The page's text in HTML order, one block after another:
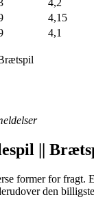
4,15
4,1
||
former for fragt.
den